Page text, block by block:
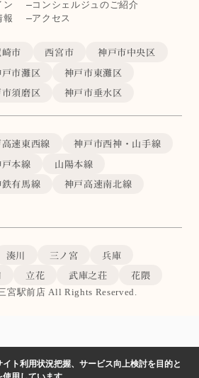
ン
コンシェルジュのご紹介
報
アクセス
市 西宮市
神戸市中央区
市灘区
神戸市東灘区
須磨区 神戸市垂水区
速東西線
神戸市西神・山手線
本線
山陽本線
有馬線
神戸高速南北線
湊川 三ノ宮
兵庫
立花 武庫之荘 花隈
宮駅前店 All Rights Reserved.
ト利用状況把握、サービス向上検討を目的と